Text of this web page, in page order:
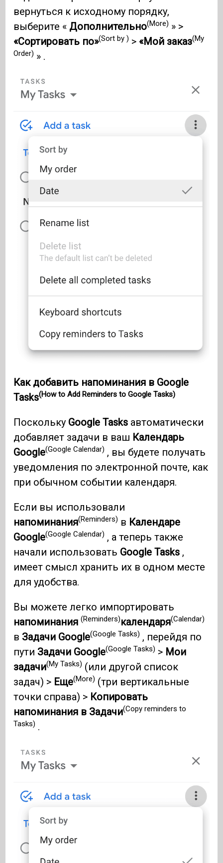
вернуться к исходному порядку,
выберите « Дополнительно(More) » >
«Сортировать по»(Sort by ) > «Мой заказ(My
Order) » .
Как добавить напоминания в Google
Tasks(How to Add Reminders to Google Tasks)
Поскольку Google Tasks автоматически
добавляет задачи в ваш Календарь
Google(Google Calendar) , вы будете получать
уведомления по электронной почте, как
при обычном событии календаря.
Если вы использовали
напоминания(Reminders) в Календаре
Google(Google Calendar) , а теперь также
начали использовать Google Tasks ,
имеет смысл хранить их в одном месте
для удобства.
Вы можете легко импортировать
напоминания(Reminders)календаря(Calendar)
в Задачи Google(Google Tasks) , перейдя по
пути Задачи Google(Google Tasks) > Мои
задачи(My Tasks) (или другой список
задач) > Еще(More) (три вертикальные
точки справа) > Копировать
напоминания в Задачи(Copy reminders to
Tasks) .